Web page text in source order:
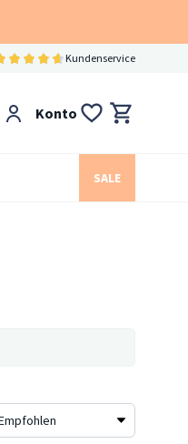
Kundenservice
Konto
SALE